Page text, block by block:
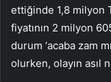
ettiğinde 1,8 milyon
fiyatının 2 milyon
durum ‘acaba zam
olurken, olayın asıl